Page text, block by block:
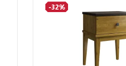
-32%